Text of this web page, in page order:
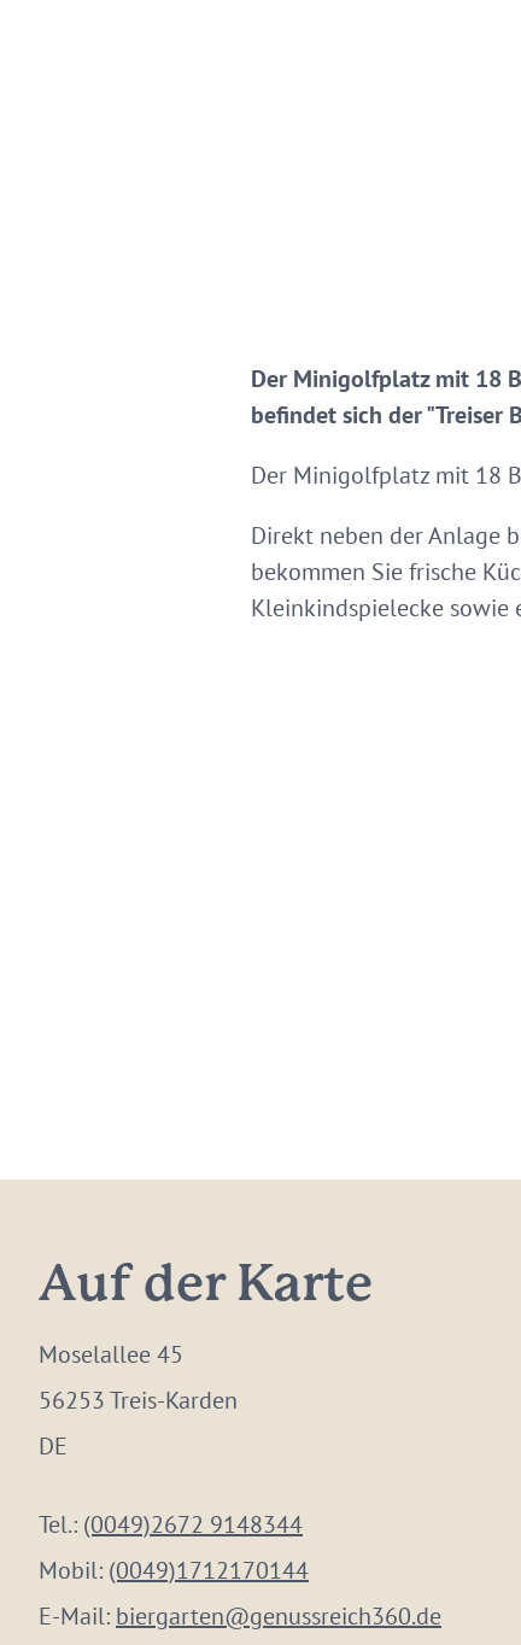
Der Minigolfplatz mit 18
befindet sich der "Treiser
Der Minigolfplatz mit 18
Direkt neben der Anlage
bekommen Sie frische
Kleinkindspielecke sowie
Auf der Karte
Moselallee 45
56253 Treis-Karden
DE
Tel.: (0049)2672 9148344
Mobil: (0049)1712170144
E-Mail: biergarten@genussreich360.de